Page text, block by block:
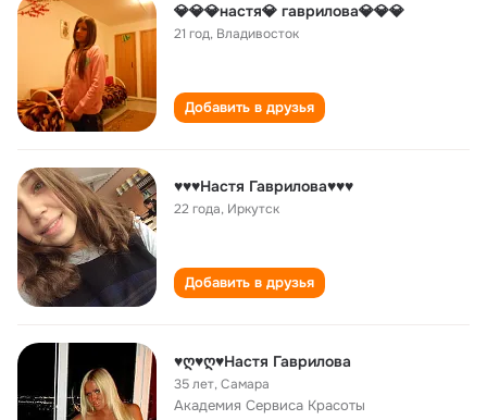
💎💎💎настя💎 гаврилова💎💎💎
21 год, Владивосток
Добавить в друзья
♥♥♥Настя Гаврилова♥♥♥
22 года, Иркутск
Добавить в друзья
♥ღ♥ღ♥Настя Гаврилова
35 лет,Самара
Академия Сервиса Красоты